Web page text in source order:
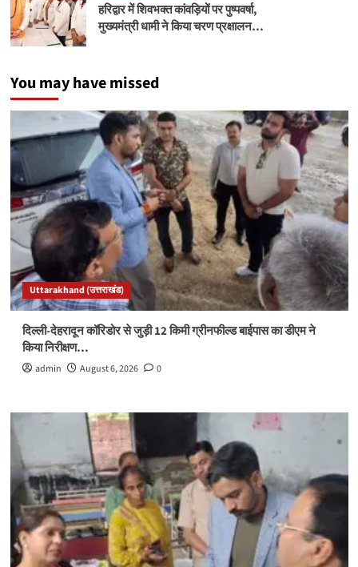
हरिद्वार में शिवभक्त कांवड़ियों पर पुष्पवर्षा,
मुख्यमंत्री धामी ने किया चरण प्रक्षालन…
You may have missed
Uttarakhand (उत्तराखंड)
दिल्ली-देहरादून कॉरिडोर से जुड़ी 12 किमी ग्रीनफील्ड बाईपास का डीएम ने
किया निरीक्षण…
admin August 6, 2026 0